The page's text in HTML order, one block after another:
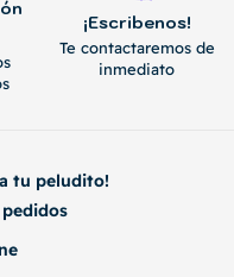
¡Escribenos!
Te contactaremos de
inmediato
tu peludito!